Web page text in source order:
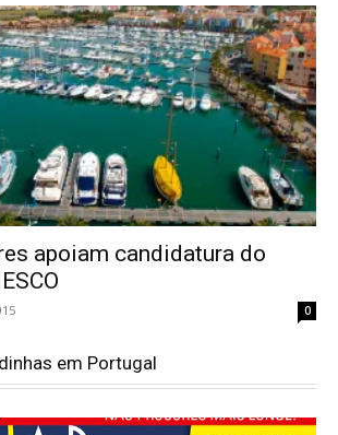
apoiam candidatura do
0
em Portugal